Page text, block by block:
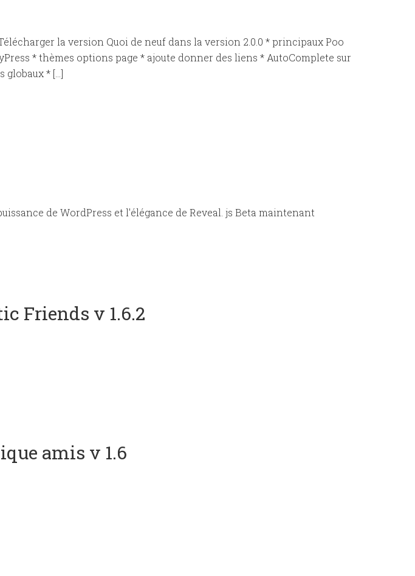
la version Quoi de neuf dans la version 2.0.0 * principaux Poo
* thèmes options page * ajoute donner des liens * AutoComplete sur
globaux * […]
de WordPress et l'élégance de Reveal. js Beta maintenant
Friends v 1.6.2
amis v 1.6